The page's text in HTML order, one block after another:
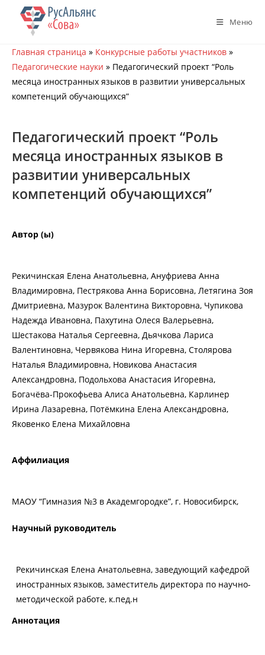
Перейти
содержимому
Меню
Главная страница » Конкурсные работы участников »
Педагогические науки » Педагогический проект “Роль
месяца иностранных языков в развитии универсальных
компетенций обучающихся”
Педагогический проект “Роль
месяца иностранных языков в
развитии универсальных
компетенций обучающихся”
Автор (ы)
Рекичинская Елена Анатольевна, Ануфриева Анна
Владимировна, Пестрякова Анна Борисовна, Летягина Зоя
Дмитриевна, Мазурок Валентина Викторовна, Чупикова
Надежда Ивановна, Пахутина Олеся Валерьевна,
Шестакова Наталья Сергеевна, Дьячкова Лариса
Валентиновна, Червякова Нина Игоревна, Столярова
Наталья Владимировна, Новикова Анастасия
Александровна, Подольхова Анастасия Игоревна,
Богачёва-Прокофьева Алиса Анатольевна, Карлинер
Ирина Лазаревна, Потёмкина Елена Александровна,
Яковенко Елена Михайловна
Аффилиация
МАОУ “Гимназия №3 в Академгородке”, г. Новосибирск,
Научный руководитель
Рекичинская Елена Анатольевна, заведующий кафедрой
иностранных языков, заместитель директора по научно-
методической работе, к.пед.н
Аннотация